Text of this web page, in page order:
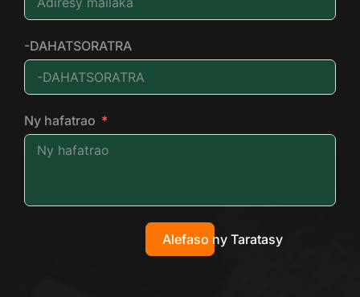
-DAHATSORATRA
Ny hafatrao
Alefaso ny Taratasy